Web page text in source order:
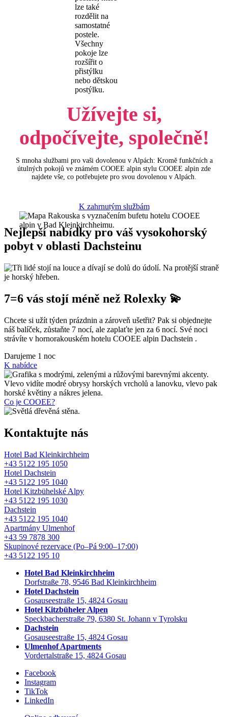
lze také
rozdělit na
samostatné
postele.
Všechny
pokoje lze
rozšířit o
přistýlku
nebo dětskou
postýlku.
Užívejte si,
odpočívejte, společně!
S mnoha službami pro vaši dovolenou v Alpách: Kromě funkčních a
útulných pokojů ve známém COOEE alpin stylu COOEE alpin zde
najdete vše, co potřebujete pro svou dovolenou v Alpách.
K zahrnutým službám
Nejlepší nabídky pro váš vysokohorský
pobyt v oblasti Dachsteinu
7=6 vás stojí méně než Rolexky 💫
Chcete si užít týden prázdnin a zároveň ušetřit? Pak si objednejte
náš balíček, zůstaňte 7 nocí, ale zaplaťte jen za 6 nocí. Své noci
strávíte v hornorakouském hotelu COOEE alpin Dachstein .
Darujeme 1 noc
K nabídce
Co je COOEE?
Kontaktujte nás
Hotel Bad Kleinkirchheim
+43 5122 195 1050
Hotel Dachstein
+43 5122 195 1040
Hotel Kitzbühelské Alpy
+43 5122 195 1030
Dachstein
+43 5122 195 1040
Apartmány Ulmenhof
+43 59 7878 300
Skupinové rezervace (Po–Pá 9:00–17:00)
+43 5122 195 10
Hotel Bad Kleinkirchheim
Dorfstraße 78, 9546 Bad Kleinkirchheim
Hotel Dachstein
Gosauseestraße 15, 4824 Gosau
Hotel Kitzbüheler Alpen
Speckbacherstraße 79, 6380 St. Johann v Tyrolsku
Dachstein
Gosauseestraße 15, 4824 Gosau
Ulmenhof Apartments
Vordertalstraße 15, 4824 Gosau
Facebook
Instagram
TikTok
LinkedIn